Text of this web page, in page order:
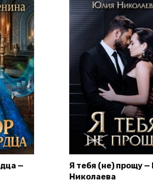
—
Я тебя (не) прощу
Николаева